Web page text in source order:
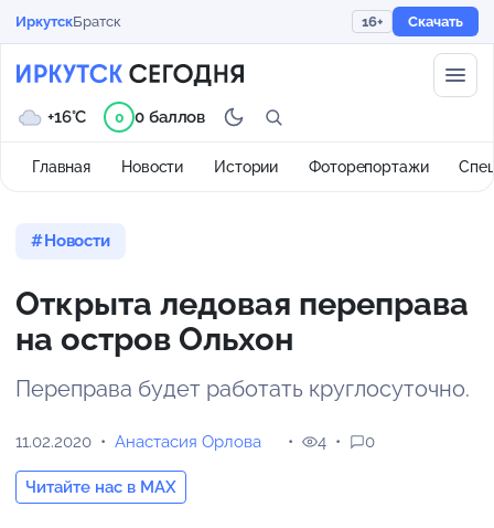
ИркутскБратск 16+ Скачать
Главная Новости Истории Фоторепортажи
+16°C 0 0 баллов
Новости
Открыта ледовая переправа
на остров Ольхон
Переправа будет работать круглосуточно.
11.02.2020 Анастасия Орлова
Читайте нас в MAX
4 0